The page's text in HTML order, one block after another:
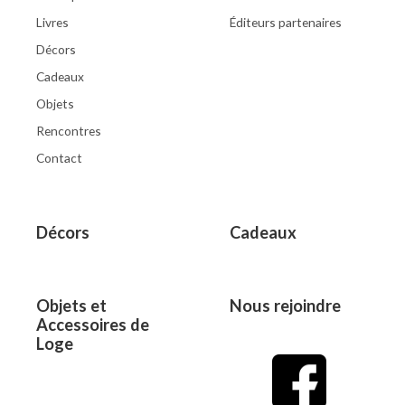
Livres
Décors
Cadeaux
Objets
Rencontres
Contact
Éditeurs partenaires
Décors Cadeaux
Objets et
Accessoires de
Loge
Nous rejoindre